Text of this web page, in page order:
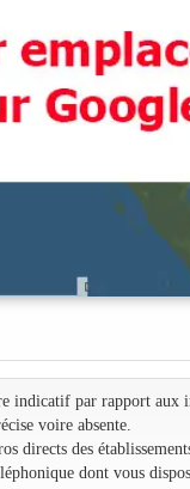
indicatif par rapport aux
voire absente.
directs des
dont vous